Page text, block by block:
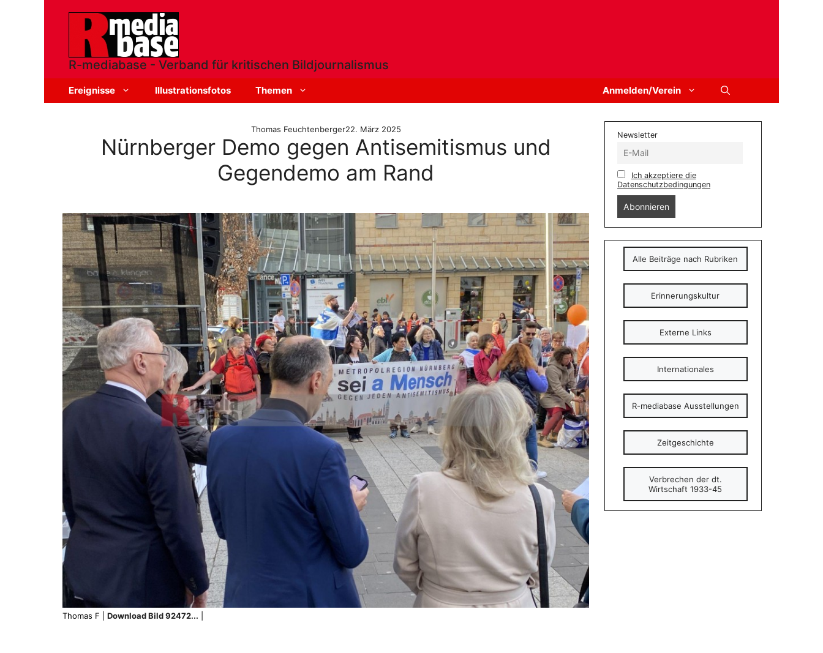
R-mediabase - Verband für kritischen Bildjournalismus
Ereignisse Illustrationsfotos Themen Anmelden/Verein
Thomas Feuchtenberger22. März 2025
Nürnberger Demo gegen Antisemitismus und
Gegendemo am Rand
Thomas F | Download Bild 92472...
Newsletter
Ich akzeptiere die
Datenschutzbedingungen
Alle Beiträge nach Rubriken
Erinnerungskultur
Externe Links
Internationales
R-mediabase Ausstellungen
Zeitgeschichte
Verbrechen der dt.
Wirtschaft 1933-45